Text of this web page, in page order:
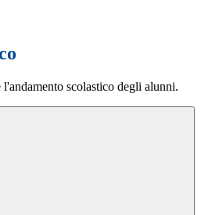
scolastico degli alunni.